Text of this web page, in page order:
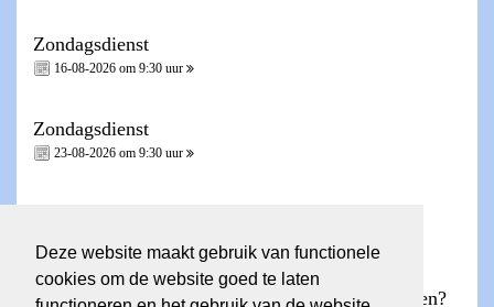
Deze website maakt gebruik van functionele
cookies om de website goed te laten
Zondagsdienst
16-08-2026 om 9:30 uur
Zondagsdienst
23-08-2026 om 9:30 uur
Wilt u een account voor de ledenpagina aanvragen?